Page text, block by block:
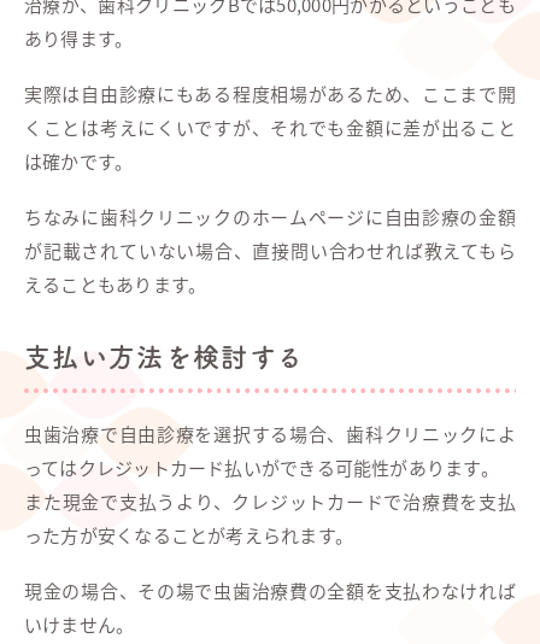
あり得ます。
実際は自由診療にもある程度相場があるため、ここまで開
くことは考えにくいですが、それでも金額に差が出ること
は確かです。
ちなみに歯科クリニックのホームページに自由診療の金額
が記載されていない場合、直接問い合わせれば教えてもら
えることもあります。
支払い方法を検討する
虫歯治療で自由診療を選択する場合、歯科クリニックによ
ってはクレジットカード払いができる可能性があります。
また現金で支払うより、クレジットカードで治療費を支払
った方が安くなることが考えられます。
現金の場合、その場で虫歯治療費の全額を支払わなければ
いけません。